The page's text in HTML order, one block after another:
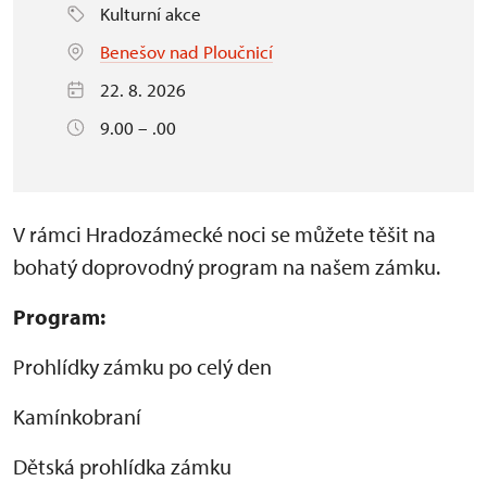
Kulturní akce
Benešov nad Ploučnicí
22. 8. 2026
9.00 – .00
V rámci Hradozámecké noci se můžete těšit na
bohatý doprovodný program na našem zámku.
Program:
Prohlídky zámku po celý den
Kamínkobraní
Dětská prohlídka zámku